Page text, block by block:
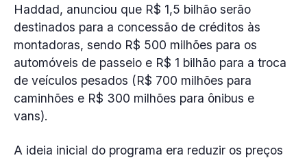
Haddad, anunciou que R$ 1,5 bilhão serão
destinados para a concessão de créditos às
montadoras, sendo R$ 500 milhões para os
automóveis de passeio e R$ 1 bilhão para a troca
de veículos pesados (R$ 700 milhões para
caminhões e R$ 300 milhões para ônibus e
vans).
A ideia inicial do programa era reduzir os preços